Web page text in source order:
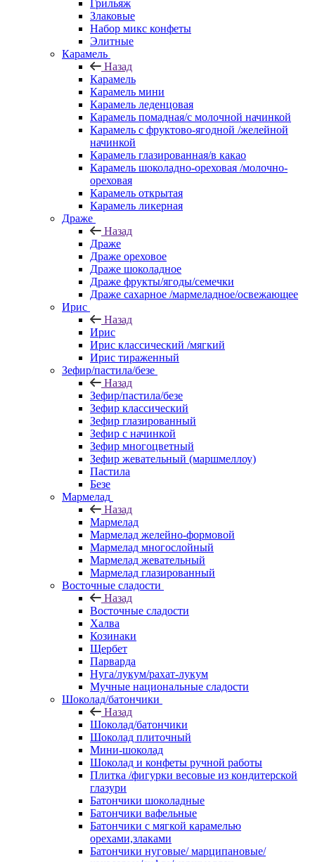
Грильяж
Злаковые
Набор микс конфеты
Элитные
Карамель
Назад
Карамель
Карамель мини
Карамель леденцовая
Карамель помадная/с молочной начинкой
Карамель с фруктово-ягодной /желейной
начинкой
Карамель глазированная/в какао
Карамель шоколадно-ореховая /молочно-
ореховая
Карамель открытая
Карамель ликерная
Драже
Назад
Драже
Драже ореховое
Драже шоколадное
Драже фрукты/ягоды/семечки
Драже сахарное /мармеладное/освежающее
Ирис
Назад
Ирис
Ирис классический /мягкий
Ирис тираженный
Зефир/пастила/безе
Назад
Зефир/пастила/безе
Зефир классический
Зефир глазированный
Зефир с начинкой
Зефир многоцветный
Зефир жевательный (маршмеллоу)
Пастила
Безе
Мармелад
Назад
Мармелад
Мармелад желейно-формовой
Мармелад многослойный
Мармелад жевательный
Мармелад глазированный
Восточные сладости
Назад
Восточные сладости
Халва
Козинаки
Щербет
Парварда
Нуга/лукум/рахат-лукум
Мучные национальные сладости
Шоколад/батончики
Назад
Шоколад/батончики
Шоколад плиточный
Мини-шоколад
Шоколад и конфеты ручной работы
Плитка /фигурки весовые из кондитерской
глазури
Батончики шоколадные
Батончики вафельные
Батончики с мягкой карамелью
орехами,злаками
Батончики нуговые/ марципановые/